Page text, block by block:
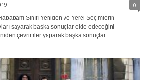
0
Sınıfı Yeniden ve Yerel Seçimlerin
sayarak başka sonuçlar elde edeceğini
çevrimler yaparak başka sonuçlar...